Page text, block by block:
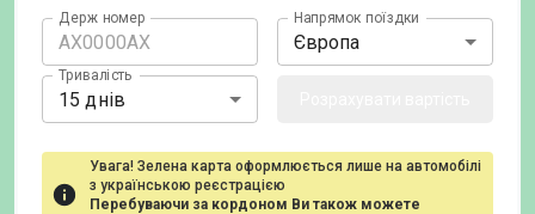
Держ номер Напрямок поїздки
Європа
Тривалість
15 днів
Увага! Зелена карта оформлюється лише на автомобілі
з українською реєстрацією
Перебуваючи за кордоном Ви також можете